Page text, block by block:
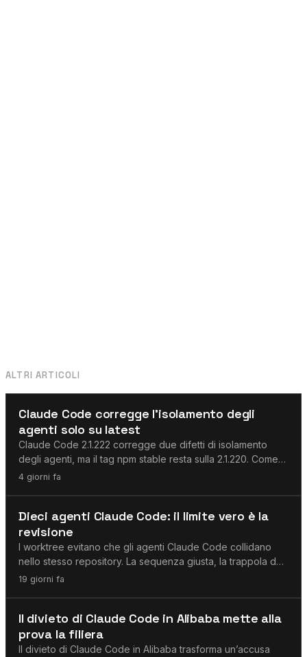
ALTRI ARTICOLI
Agenti AI
Claude Code corregge l'isolamento degli
agenti solo su latest
Claude Code 2.1.222 corregge due difetti di isolamento
degli agenti, ma il tag npm stable resta sulla 2.1.220. Come
verificare la propria installazione.
4 giorni fa
Agenti AI
Dieci agenti Claude Code: il limite vero è la
revisione
I worktree evitano che gli agenti Claude Code collidano
nello stesso repository. La sequenza giusta, la trappola dell
ambiente e il limite reale da fissare.
19 giorni fa
Claude
Il divieto di Claude Code in Alibaba mette alla
prova la filiera
Il divieto di Claude Code in Alibaba trasforma un’accusa